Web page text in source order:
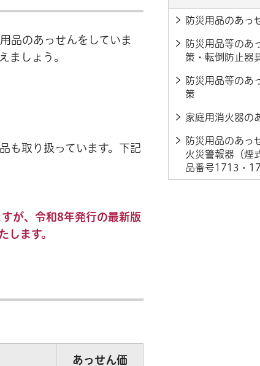
品のあっせんをしていま
ましょう。
も取り扱っています。下記
が、令和8年発行の最新版
します。
あっせん価
防災用品のあっ
防災用品等のあ
策・転倒防止器
防災用品等のあ
策
家庭用消火器の
防災用品のあ
火災警報器（煙
品番号1713・